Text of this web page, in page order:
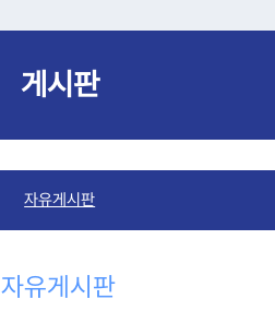
게시판
자유게시판
자유게시판